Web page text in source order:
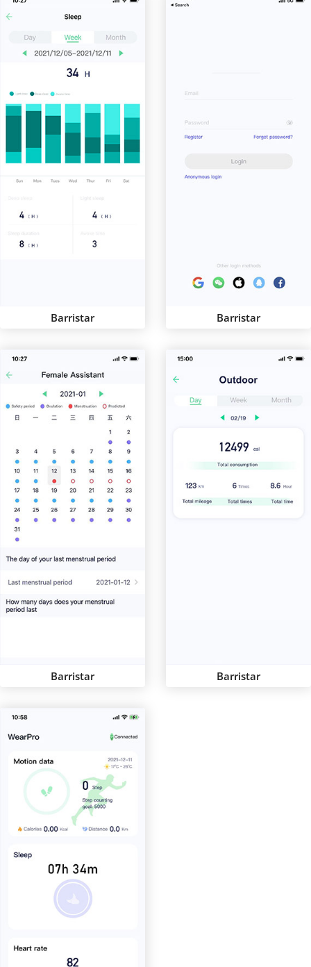
Barristar Barristar
Barristar Barristar